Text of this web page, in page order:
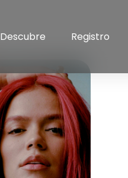
Descubre Registro